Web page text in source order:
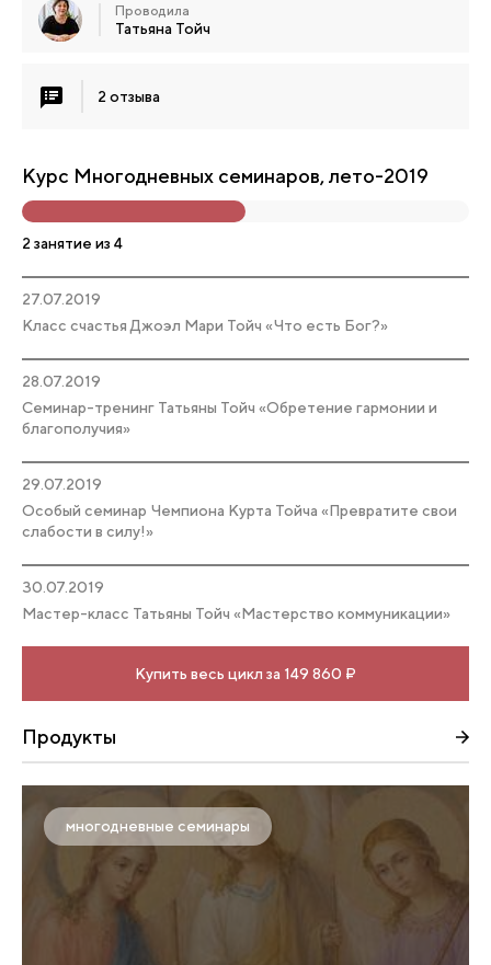
Проводила
Татьяна Тойч
2 отзыва
Курс Многодневных семинаров, лето-2019
2 занятие из 4
27.07.2019
Класс счастья Джоэл Мари Тойч «Что есть Бог?»
28.07.2019
Семинар-тренинг Татьяны Тойч «Обретение гармонии и
благополучия»
29.07.2019
Особый семинар Чемпиона Курта Тойча «Превратите свои
слабости в силу!»
30.07.2019
Мастер-класс Татьяны Тойч «Мастерство коммуникации»
Купить весь цикл за 149 860 ₽
Продукты
многодневные семинары